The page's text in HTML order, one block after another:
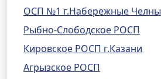
ОСП №1 г.Набережные Челны
Рыбно-Слободское РОСП
Кировское РОСП г.Казани
Агрызское РОСП